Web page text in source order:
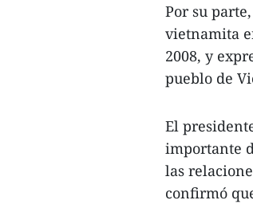
Por su
vietnamita
2008, y
pueblo de
El
importante
las
confirmó